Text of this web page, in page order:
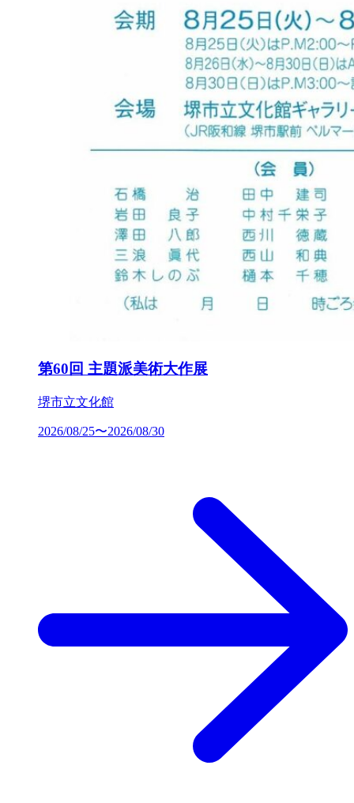
第60回 主題派美術大作展
堺市立文化館
2026/08/25〜2026/08/30